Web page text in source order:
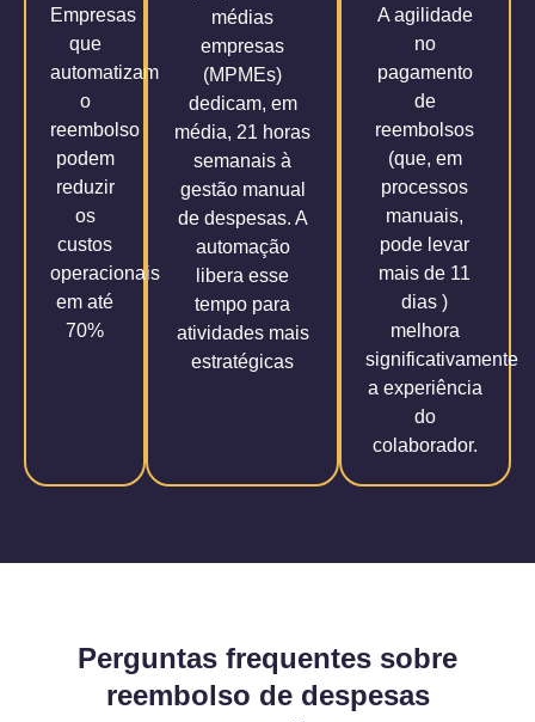
Empresas
que
automatizam
o
reembolso
podem
reduzir
os
custos
operacionais
em até
70%
médias
empresas
(MPMEs)
dedicam, em
média, 21 horas
semanais à
gestão manual
de despesas. A
automação
libera esse
tempo para
atividades mais
estratégicas
A agilidade
no
pagamento
de
reembolsos
(que, em
processos
manuais,
pode levar
mais de 11
dias )
melhora
significativamente
a experiência
do
colaborador.
Perguntas frequentes sobre
reembolso de despesas